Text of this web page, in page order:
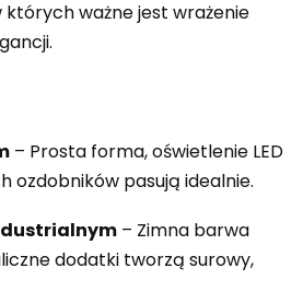
których ważne jest wrażenie
– Prosta forma, oświetlenie LED
ozdobników pasują idealnie.
– Zimna barwa
dodatki tworzą surowy,